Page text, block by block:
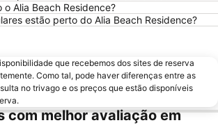
Alia Beach Residence?
estão perto do Alia Beach Residence?
que recebemos dos sites de reserva
Como tal, pode haver diferenças entre as
no trivago e os preços que estão disponíveis
com melhor avaliação em